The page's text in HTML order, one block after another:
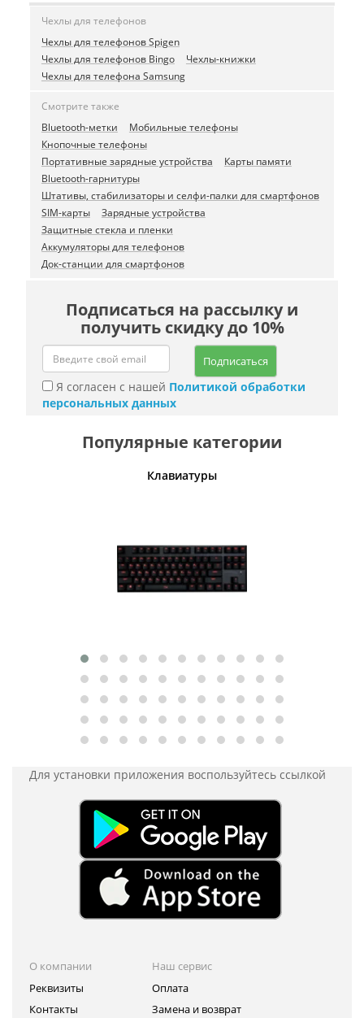
Чехлы для телефонов
Чехлы для телефонов Spigen
Чехлы для телефонов Bingo
Чехлы-книжки
Чехлы для телефона Samsung
Смотрите также
Bluetooth-метки
Мобильные телефоны
Кнопочные телефоны
Портативные зарядные устройства
Карты памяти
Bluetooth-гарнитуры
Штативы, стабилизаторы и селфи-палки для смартфонов
SIM-карты
Зарядные устройства
Защитные стекла и пленки
Аккумуляторы для телефонов
Док-станции для смартфонов
Подписаться на рассылку и
получить скидку до 10%
Подписаться
Я согласен с нашей Политикой обработки
персональных данных
Популярные категории
Клавиатуры
Для установки приложения воспользуйтесь ссылкой
О компании
Реквизиты
Контакты
Наш сервис
Оплата
Замена и возврат